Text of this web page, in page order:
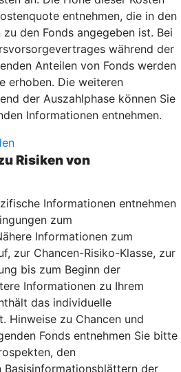
entnehmen, die in den
den Fonds angegeben ist. Bei
während der
Anteilen von Fonds werden
erhoben. Die weiteren
der Auszahlphase können Sie
Informationen entnehmen.
Risiken von
Informationen entnehmen
zum
Informationen zum
zur Chancen-Risiko-Klasse, zur
bis zum Beginn der
Informationen zu Ihrem
das individuelle
Hinweise zu Chancen und
Fonds entnehmen Sie bitte
den
Basisinformationsblättern der